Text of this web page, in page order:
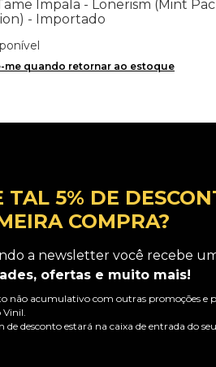
Impala - Lonerism (Mint
- Importado
me quando retornar ao estoque
TAL 5% DE
COMPRA?
a newsletter você recebe
ofertas e muito mais!
não acumulativo com outras promoções e
de desconto estará na caixa de entrada do